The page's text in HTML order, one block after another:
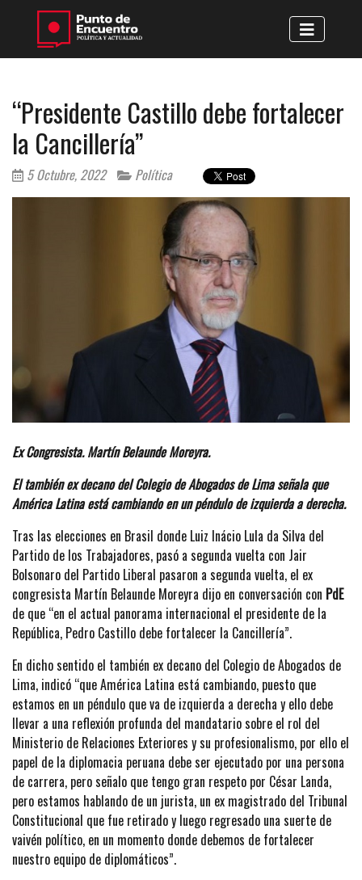
“Presidente Castillo debe fortalecer
la Cancillería”
5 Octubre, 2022 Política
Ex Congresista. Martín Belaunde Moreyra.
El también ex decano del Colegio de Abogados de Lima señala que
América Latina está cambiando en un péndulo de izquierda a derecha.
Tras las elecciones en Brasil donde Luiz Inácio Lula da Silva del
Partido de los Trabajadores, pasó a segunda vuelta con Jair
Bolsonaro del Partido Liberal pasaron a segunda vuelta, el ex
congresista Martín Belaunde Moreyra dijo en conversación con PdE
de que “en el actual panorama internacional el presidente de la
República, Pedro Castillo debe fortalecer la Cancillería”.
En dicho sentido el también ex decano del Colegio de Abogados de
Lima, indicó “que América Latina está cambiando, puesto que
estamos en un péndulo que va de izquierda a derecha y ello debe
llevar a una reflexión profunda del mandatario sobre el rol del
Ministerio de Relaciones Exteriores y su profesionalismo, por ello el
papel de la diplomacia peruana debe ser ejecutado por una persona
de carrera, pero señalo que tengo gran respeto por César Landa,
pero estamos hablando de un jurista, un ex magistrado del Tribunal
Constitucional que fue retirado y luego regresado una suerte de
vaivén político, en un momento donde debemos de fortalecer
nuestro equipo de diplomáticos”.